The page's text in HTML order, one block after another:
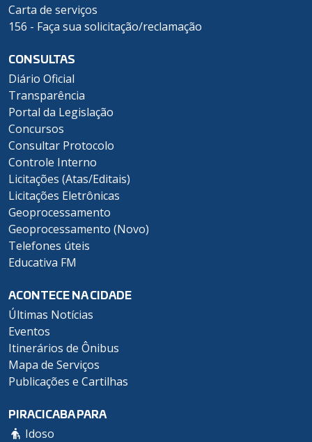
Carta de serviços
156 - Faça sua solicitação/reclamação
CONSULTAS
Diário Oficial
Transparência
Portal da Legislação
Concursos
Consultar Protocolo
Controle Interno
Licitações (Atas/Editais)
Licitações Eletrônicas
Geoprocessamento
Geoprocessamento (Novo)
Telefones úteis
Educativa FM
ACONTECE NA CIDADE
Últimas Notícias
Eventos
Itinerários de Ônibus
Mapa de Serviços
Publicações e Cartilhas
PIRACICABA PARA
Idoso